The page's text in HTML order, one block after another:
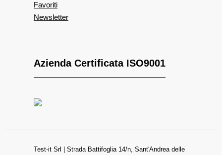
Favoriti
Newsletter
Azienda Certificata ISO9001
Test-it Srl | Strada Battifoglia 14/n, Sant'Andrea delle